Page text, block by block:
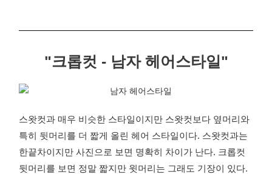
"크롭컷 - 남자 헤어스타일"
스왓컷과 매우 비슷한 스타일이지만 스왓컷보다 옆머리와
특히 뒷머리를 더 짧게 올린 헤어 스타일이다. 스왓컷과는
한끝차이지만 사진으로 보면 명확히 차이가 난다. 크롭컷
뒷머리를 보면 정말 짧지만 윗머리는 그래도 기장이 있다.